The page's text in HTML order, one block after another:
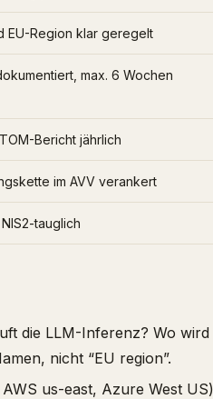
EU-Region klar geregelt
max. 6 Wochen
Bericht jährlich
im AVV verankert
tauglich
die LLM-Inferenz? Wo wird
nicht “EU region”.
us-east, Azure West US)